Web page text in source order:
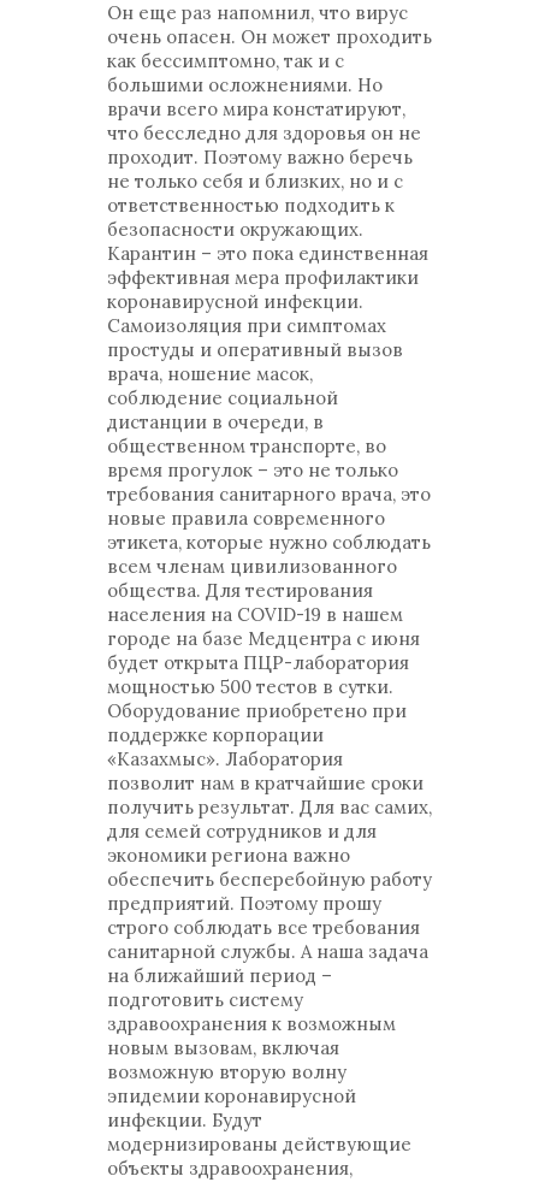
Он еще раз напомнил, что вирус
очень опасен. Он может проходить
как бессимптомно, так и с
большими осложнениями. Но
врачи всего мира констатируют,
что бесследно для здоровья он не
проходит. Поэтому важно беречь
не только себя и близких, но и с
ответственностью подходить к
безопасности окружающих.
Карантин – это пока единственная
эффективная мера профилактики
коронавирусной инфекции.
Самоизоляция при симптомах
простуды и оперативный вызов
врача, ношение масок,
соблюдение социальной
дистанции в очереди, в
общественном транспорте, во
время прогулок – это не только
требования санитарного врача, это
новые правила современного
этикета, которые нужно соблюдать
всем членам цивилизованного
общества. Для тестирования
населения на COVID-19 в нашем
городе на базе Медцентра с июня
будет открыта ПЦР-лаборатория
мощностью 500 тестов в сутки.
Оборудование приобретено при
поддержке корпорации
«Казахмыс». Лаборатория
позволит нам в кратчайшие сроки
получить результат. Для вас самих,
для семей сотрудников и для
экономики региона важно
обеспечить бесперебойную работу
предприятий. Поэтому прошу
строго соблюдать все требования
санитарной службы. А наша задача
на ближайший период –
подготовить систему
здравоохранения к возможным
новым вызовам, включая
возможную вторую волну
эпидемии коронавирусной
инфекции. Будут
модернизированы действующие
объекты здравоохранения,